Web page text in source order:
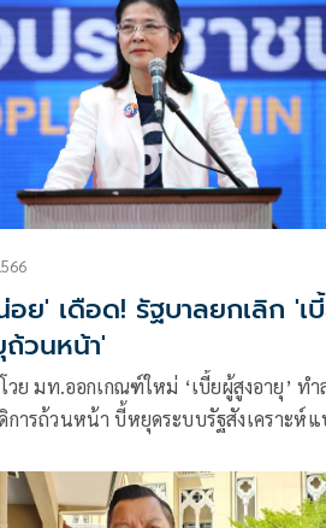
ย' เดือด! รัฐบาลยกเลิก 'เ
วนหน้า'
วย มท.ออกเกณฑ์ใหม่ ‘เบี้ยผู้สูงอายุ’ ทำ
การถ้วนหน้า บี้หยุดระบบรัฐสังเคราะห์
พัน